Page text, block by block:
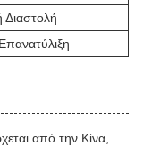
Διαστολή
από την Κίνα,